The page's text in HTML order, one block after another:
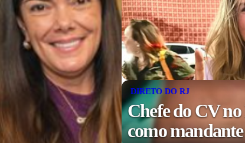
DIRETO DO RJ
Chefe do CV
como